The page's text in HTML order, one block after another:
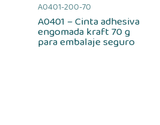
A0401-200-70
A0401 – Cinta adhesiva
engomada kraft 70 g
para embalaje seguro